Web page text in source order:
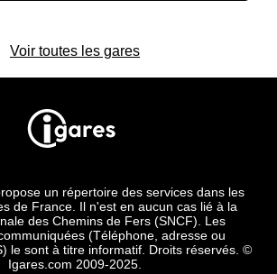
Voir toutes les gares
un répertoire des services dans les
de France. Il n'est en aucun cas lié à la
des Chemins de Fers (SNCF). Les
(Téléphone, adresse ou
le sont à titre informatif. Droits réservés. ©
Igares.com 2009-2025.